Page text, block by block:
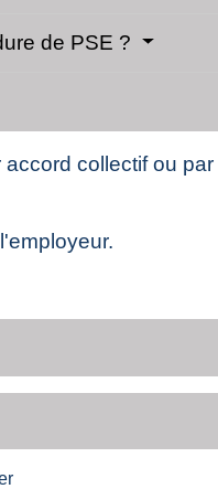
de PSE ?
collectif ou par